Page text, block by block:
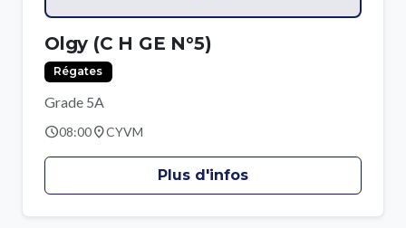
Olgy (C H GE N°5)
Régates
Grade 5A
schedule08:00location_onCYVM
Plus d'infos